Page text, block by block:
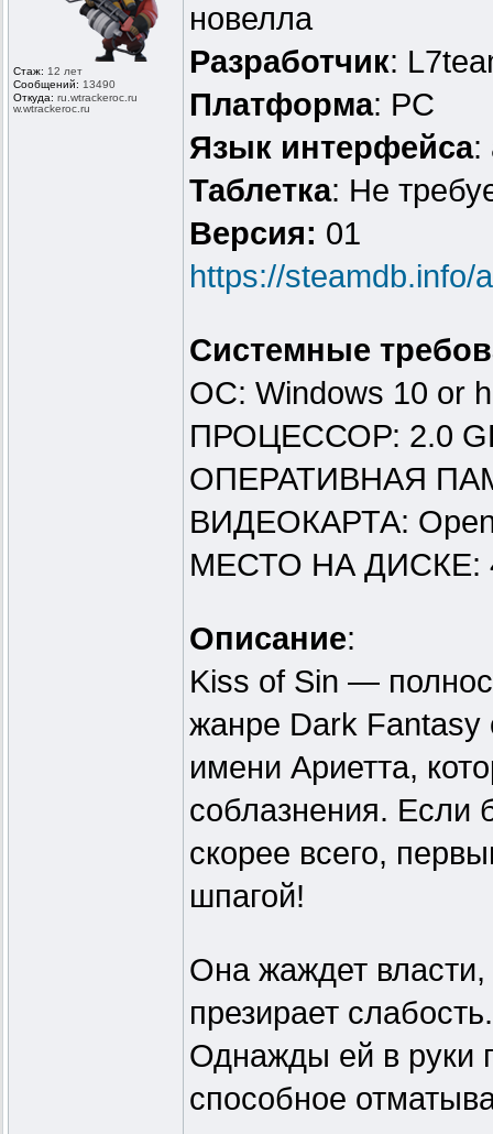
Стаж: 12 лет
Сообщений: 13490
Откуда: ru.wtrackeroc.ru
w.wtrackeroc .ru
новелла
Разработчик:
Платформа: PC
Язык интерфейса:
Таблeтка: Не
Версия: 01
https://steamdb.info/
Системные
ОС: Windows 10 or
ПРОЦЕССОР: 2.0
ОПЕРАТИВНАЯ
ВИДЕОКАРТА:
МЕСТО НА ДИСКЕ:
Описание:
Kiss of Sin —
жанре Dark Fantasy
имени Ариетта,
соблазнения. Если
скорее всего,
шпагой!
Она жаждет власти,
презирает слабость.
Однажды ей в руки
способное